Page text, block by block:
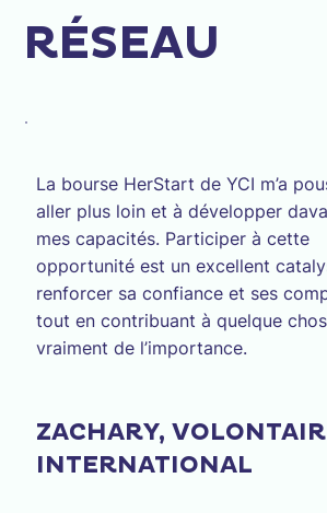
RÉSEAU
La bourse HerStart de YCI m’a
aller plus loin et à développer
mes capacités. Participer à cette
opportunité est un excellent
renforcer sa confiance et ses
tout en contribuant à quelque
vraiment de l’importance.
ZACHARY,
INTERNATIONAL